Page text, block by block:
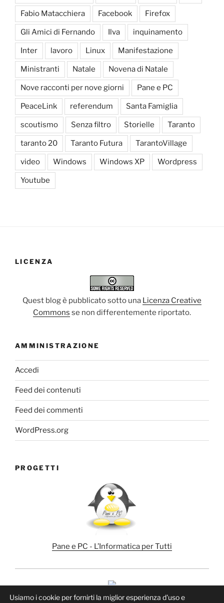
Fabio Matacchiera Facebook Firefox
Gli Amici di Fernando Ilva inquinamento
Inter lavoro Linux Manifestazione
Ministranti Natale Novena di Natale
Nove racconti per nove giorni Pane e PC
PeaceLink referendum Santa Famiglia
scoutismo Senza filtro Storielle Taranto
taranto 20 Taranto Futura TarantoVillage
video Windows Windows XP Wordpress
Youtube
LICENZA
Quest blog è pubblicato sotto una Licenza Creative
Commons se non differentemente riportato.
AMMINISTRAZIONE
Accedi
Feed dei contenuti
Feed dei commenti
WordPress.org
PROGETTI
Pane e PC - L’Informatica per Tutti
Usiamo i cookie per fornirti la miglior esperienza d'uso e